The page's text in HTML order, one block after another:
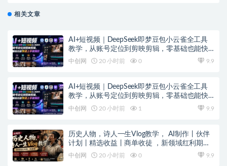
相关文章
AI+短视频｜DeepSeek即梦豆包小云雀全工具
教学，从账号定位到剪映剪辑，零基础也能快
速上手做爆款
中创网 20 小时前 0 9.9
AI+短视频｜DeepSeek即梦豆包小云雀全工具
教学，从账号定位到剪映剪辑，零基础也能快
速上手做爆款
中创网 20 小时前 1 9.9
历史人物，诗人一生Vlog教学， AI制作丨伙伴
计划丨精选收益丨商单收徒 ，新领域红利期，
抓紧做
中创网 20 小时前 0 9.9